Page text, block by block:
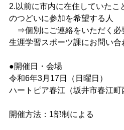
2.以前に市内に在住していたこ
のつどいに参加を希望する人
⇒個別にご連絡をいただく必
生涯学習スポーツ課にお問い合
●開催日・会場
令和6年3月17日（日曜日）
ハートピア春江（坂井市春江町
開催方法：1部制による